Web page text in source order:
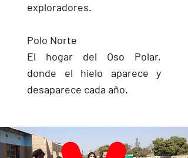
exploradores.
Polo Norte
El hogar del Oso Polar,
donde el hielo aparece y
desaparece cada año.